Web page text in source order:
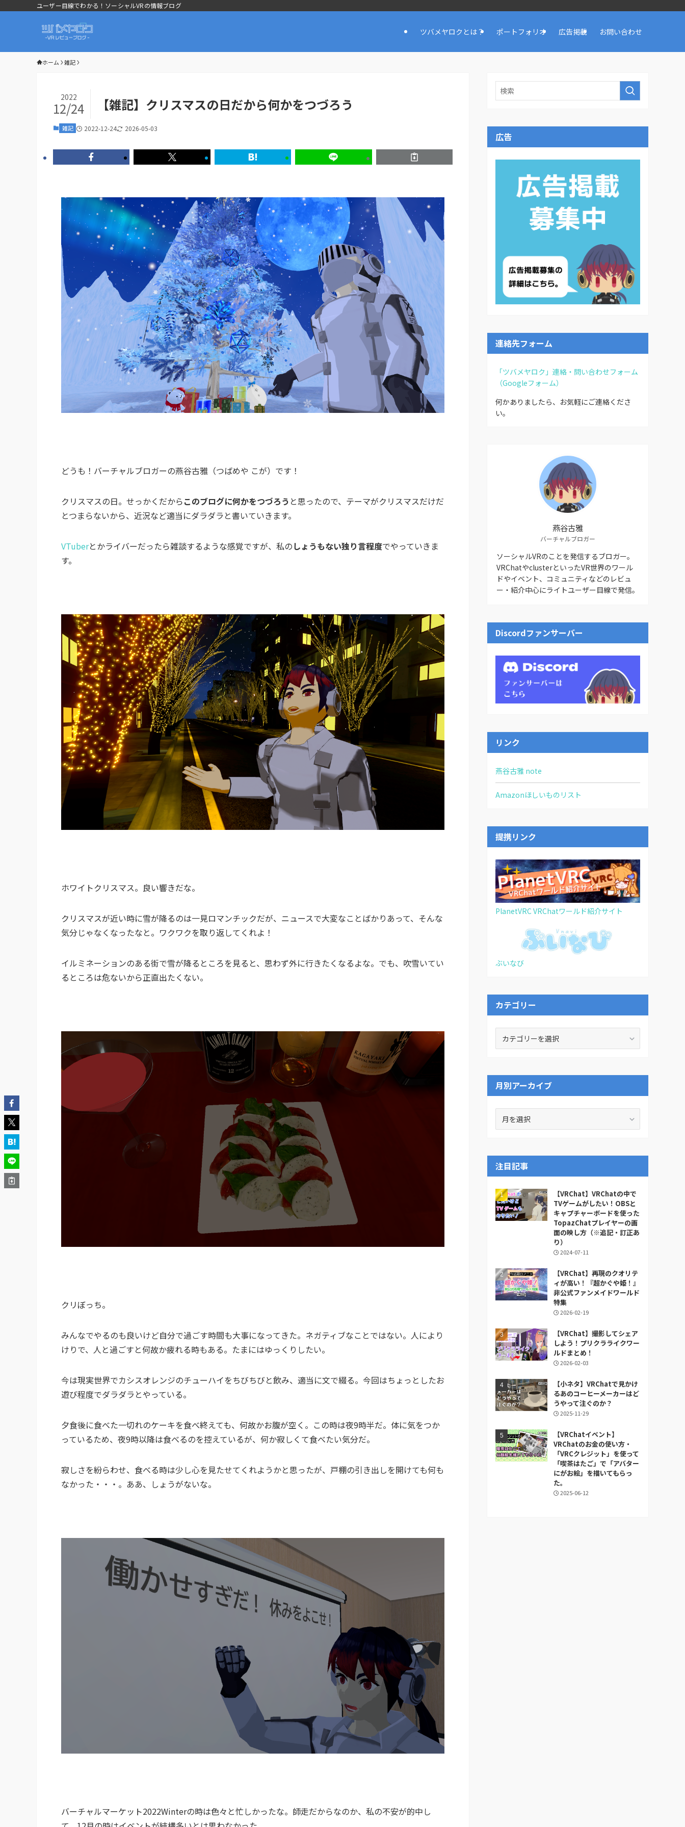
ユーザー目線でわかる！ソーシャルVRの情報ブログ
ツバメヤロクとは？ ポートフォリオ 広告掲載 お問い合わせ
ホーム 雑記
【雑記】クリスマスの日だから何かをつづろう
2022
12/24
雑記 2022-12-24 2026-05-03
どうも！バーチャルブロガーの燕谷古雅（つばめや こが）です！
クリスマスの日。せっかくだからこのブログに何かをつづろう と思ったので、テーマがクリスマスだけだ
とつまらないから、近況など適当にダラダラと書いていきます。
VTuberとかライバーだったら雑談するような感覚ですが、私のしょうもない独り言程度でやっていきま
す。
ホワイトクリスマス。良い響きだな。
クリスマスが近い時に雪が降るのは一見ロマンチックだが、ニュースで大変なことばかりあって、そんな
気分じゃなくなったなと。ワクワクを取り返してくれよ！
イルミネーションのある街で雪が降るところを見ると、思わず外に行きたくなるよな。でも、吹雪いてい
るところは危ないから正直出たくない。
クリぼっち。
みんなでやるのも良いけど自分で過ごす時間も大事になってきた。ネガティブなことではない。人により
けりで、人と過ごすと何故か疲れる時もある。たまにはゆっくりしたい。
今は現実世界でカシスオレンジのチューハイをちびちびと飲み、適当に文で綴る。今回はちょっとしたお
遊び程度でダラダラとやっている。
夕食後に食べた一切れのケーキを食べ終えても、何故かお腹が空く。この時は夜9時半だ。体に気をつか
っているため、夜9時以降は食べるのを控えているが、何か寂しくて食べたい気分だ。
寂しさを紛らわせ、食べる時は少し心を見たせてくれようかと思ったが、戸棚の引き出しを開けても何も
なかった・・・。ああ、しょうがないな。
バーチャルマーケット2022Winterの時は色々と忙しかったな。師走だからなのか、私の不安が的中し
広告
連絡先フォーム
「ツバメヤロク」連絡・問い合わせフォーム
（Googleフォーム）
何かありましたら、お気軽にご連絡くださ
い。
燕谷古雅
バーチャルブロガー
ソーシャルVRのことを発信するブロガー。
VRChatやclusterといったVR世界のワール
ドやイベント、コミュニティなどのレビュ
ー・紹介中心にライトユーザー目線で発信。
Discordファンサーバー
リンク
燕谷古雅 note
Amazonほしいものリスト
提携リンク
PlanetVRC VRChatワールド紹介サイト
ぶいなび
カテゴリー
ー
月別アーカイブ
カ
イ
注目記事
【VRChat】VRChatの中で
TVゲームがしたい！OBSと
キャプチャーボードを使った
TopazChatプレイヤーの画
面の映し方（※追記・訂正あ
り）
2024-07-11
【VRChat】再現のクオリテ
ィが高い！『超かぐや姫！』
非公式ファンメイドワールド
特集
2026-02-19
【VRChat】撮影してシェア
しよう！プリクラライクワー
ルドまとめ！
2026-02-03
【小ネタ】VRChatで見かけ
るあのコーヒーメーカーはど
うやって注ぐのか？
2025-11-29
【VRChatイベント】
VRChatのお金の使い方・
「VRCクレジット」を使って
「喫茶はたご」で「アバター
にがお絵」を描いてもらっ
た。
2025-06-12